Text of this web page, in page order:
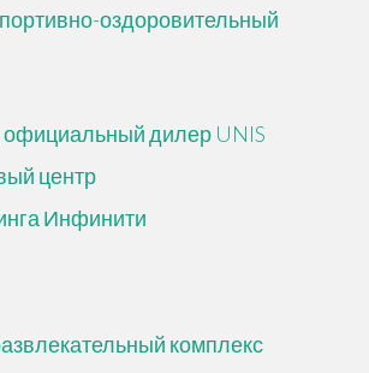
оздоровительный
дилер UNIS
центр
Инфинити
комплекс